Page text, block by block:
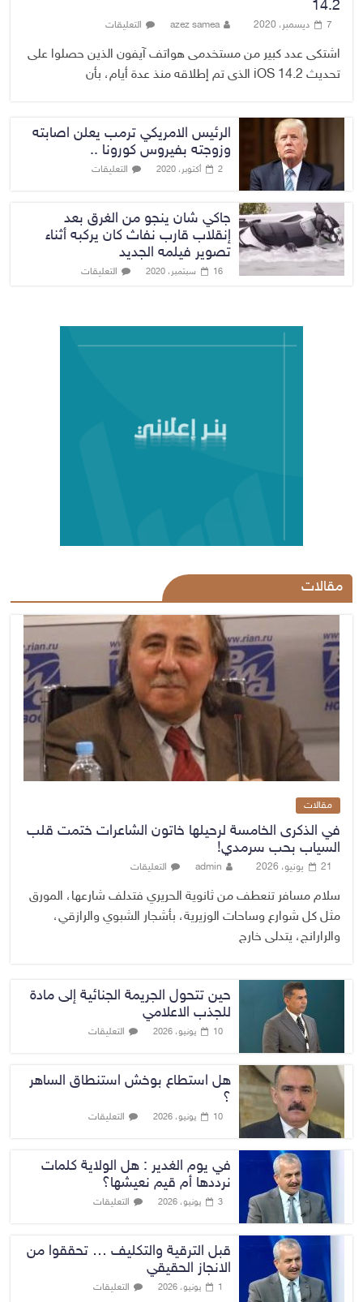
14.2
7 ديسمبر، 2020 azez samea التعليقات
اشتكى عدد كبير من مستخدمى هواتف آيفون الذين حصلوا على
تحديث iOS 14.2 الذى تم إطلاقه منذ عدة أيام، بأن
الرئيس الامريكي ترمب يعلن اصابته
وزوجته بفيروس كورونا ..
2 أكتوبر، 2020 التعليقات
جاكي شان ينجو من الغرق بعد
إنقلاب قارب نفاث كان يركبه أثناء
تصوير فيلمه الجديد
16 سبتمبر، 2020 التعليقات
مقالات
مقالات
في الذكرى الخامسة لرحيلها خاتون الشاعرات ختمت قلب
السياب بحب سرمدي!
21 يونيو، 2026 admin التعليقات
سلام مسافر تنعطف من ثانوية الحريري فتدلف شارعها، المورق
مثل كل شوارع وساحات الوزيرية، بأشجار الشبوي والرازقي،
والرارانج، يتدلى خارج
حين تتحول الجريمة الجنائية إلى مادة
للجذب الاعلامي
10 يونيو، 2026 التعليقات
هل استطاع بوخش استنطاق الساهر
؟
10 يونيو، 2026 التعليقات
في يوم الغدير : هل الولاية كلمات
نرددها أم قيم نعيشها؟
3 يونيو، 2026 التعليقات
قبل الترقية والتكليف … تحققوا من
الانجاز الحقيقي
1 يونيو، 2026 التعليقات